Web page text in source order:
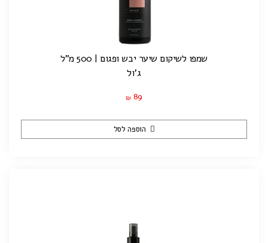
שמפו לשיקום שיער יבש ופגום | 500 מ”ל
ג'ול
₪ 89
הוספה לסל